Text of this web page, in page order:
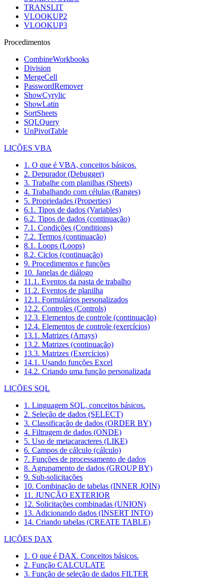
TRANSLIT
VLOOKUP2
VLOOKUP3
Procedimentos
CombineWorkbooks
Division
MergeCell
PasswordRemover
ShowCyrylic
ShowLatin
SortSheets
SQLQuery
UnPivotTable
LIÇÕES VBA
1. O que é VBA, conceitos básicos.
2. Depurador (Debugger)
3. Trabalhe com planilhas (Sheets)
4. Trabalhando com células (Ranges)
5. Propriedades (Properties)
6.1. Tipos de dados (Variables)
6.2. Tipos de dados (continuação)
7.1. Condições (Conditions)
7.2. Termos (continuação)
8.1. Loops (Loops)
8.2. Ciclos (continuação)
9. Procedimentos e funções
10. Janelas de diálogo
11.1. Eventos da pasta de trabalho
11.2. Eventos de planilha
12.1. Formulários personalizados
12.2. Controles (Controls)
12.3. Elementos de controle (continuação)
12.4. Elementos de controle (exercícios)
13.1. Matrizes (Arrays)
13.2. Matrizes (continuação)
13.3. Matrizes (Exercícios)
14.1. Usando funções Excel
14.2. Criando uma função personalizada
LIÇÕES SQL
1. Linguagem SQL, conceitos básicos.
2. Seleção de dados (SELECT)
3. Classificação de dados (ORDER BY)
4. Filtragem de dados (ONDE)
5. Uso de metacaracteres (LIKE)
6. Campos de cálculo (cálculo)
7. Funções de processamento de dados
8. Agrupamento de dados (GROUP BY)
9. Sub-solicitações
10. Combinação de tabelas (INNER JOIN)
11. JUNÇÃO EXTERIOR
12. Solicitações combinadas (UNION)
13. Adicionando dados (INSERT INTO)
14. Criando tabelas (CREATE TABLE)
LIÇÕES DAX
1. O que é DAX. Conceitos básicos.
2. Função CALCULATE
3. Função de seleção de dados FILTER